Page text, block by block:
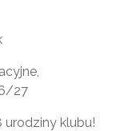
27
urodziny klubu!